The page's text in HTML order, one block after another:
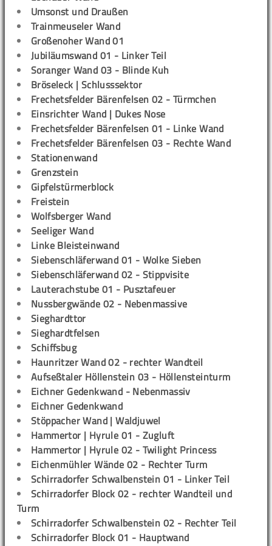
Umsonst und Draußen
Trainmeuseler Wand
Großenoher Wand 01
Jubiläumswand 01 - Linker Teil
Soranger Wand 03 - Blinde Kuh
Bröseleck | Schlusssektor
Frechetsfelder Bärenfelsen 02 - Türmchen
Einsrichter Wand | Dukes Nose
Frechetsfelder Bärenfelsen 01 - Linke Wand
Frechetsfelder Bärenfelsen 03 - Rechte Wand
Stationenwand
Grenzstein
Gipfelstürmerblock
Freistein
Wolfsberger Wand
Seeliger Wand
Linke Bleisteinwand
Siebenschläferwand 01 - Wolke Sieben
Siebenschläferwand 02 - Stippvisite
Lauterachstube 01 - Pusztafeuer
Nussbergwände 02 - Nebenmassive
Sieghardttor
Sieghardtfelsen
Schiffsbug
Haunritzer Wand 02 - rechter Wandteil
Aufseßtaler Höllenstein 03 - Höllensteinturm
Eichner Gedenkwand - Nebenmassiv
Eichner Gedenkwand
Stöppacher Wand | Waldjuwel
Hammertor | Hyrule 01 - Zugluft
Hammertor | Hyrule 02 - Twilight Princess
Eichenmühler Wände 02 - Rechter Turm
Schirradorfer Schwalbenstein 01 - Linker Teil
Schirradorfer Block 02 - rechter Wandteil und
Turm
Schirradorfer Schwalbenstein 02 - Rechter Teil
Schirradorfer Block 01 - Hauptwand